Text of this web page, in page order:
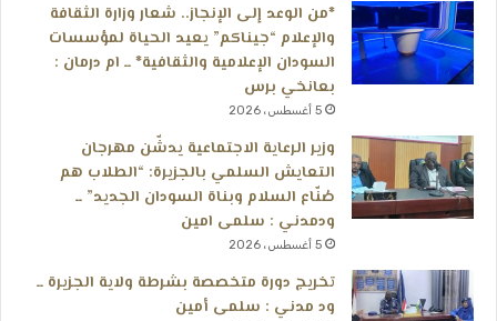
*من الوعد إلى الإنجاز.. شعار وزارة الثقافة
والإعلام “جيناكم” يعيد الحياة لمؤسسات
السودان الإعلامية والثقافية* ــ ام درمان :
بعانخي برس
5 أغسطس، 2026
وزير الرعاية الاجتماعية يدشّن مهرجان
التعايش السلمي بالجزيرة: “الطلاب هم
صُنّاع السلام وبناة السودان الجديد” ــ
ودمدني : سلمى امين
5 أغسطس، 2026
تخريج دورة متخصصة بشرطة ولاية الجزيرة ــ
ود مدني : سلمى أمين